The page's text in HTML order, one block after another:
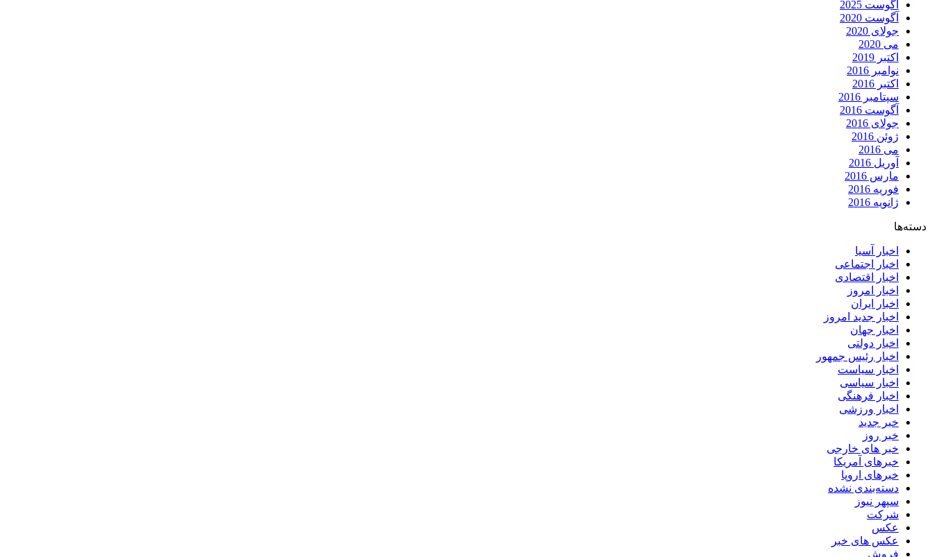
آگوست 2025
آگوست 2020
جولای 2020
می 2020
اکتبر 2019
نوامبر 2016
اکتبر 2016
سپتامبر 2016
آگوست 2016
جولای 2016
ژوئن 2016
می 2016
آوریل 2016
مارس 2016
فوریه 2016
ژانویه 2016
دسته‌ها
اخبار آسیا
اخبار اجتماعی
اخبار اقتصادی
اخبار امروز
اخبار ایران
اخبار جدید امروز
اخبار جهان
اخبار دولتی
اخبار رئیس جمهور
اخبار سیاست
اخبار سیاسی
اخبار فرهنگی
اخبار ورزشی
خبر جدید
خبر روز
خبر های خارجی
خبرهای آمریکا
خبرهای اروپا
دسته‌بندی نشده
سپهر نیوز
شرکت
عکس
عکس های خبر
فروش